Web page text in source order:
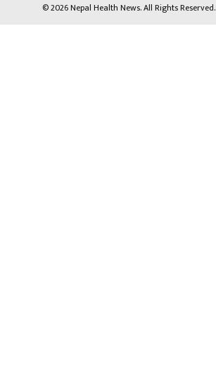
© 2026 Nepal Health News. All Rights Reserved.